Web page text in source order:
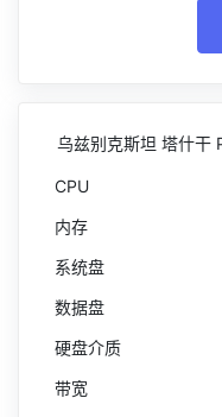
乌兹别克斯坦 塔什干